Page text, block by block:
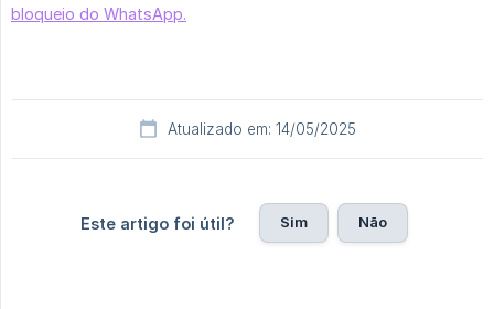
bloqueio do WhatsApp.
Atualizado em: 14/05/2025
Este artigo foi útil? Sim Não